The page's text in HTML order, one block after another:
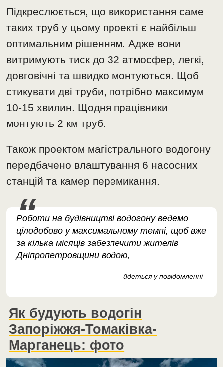
Підкреслюється, що використання саме
таких труб у цьому проекті є найбільш
оптимальним рішенням. Адже вони
витримують тиск до 32 атмосфер, легкі,
довговічні та швидко монтуються. Щоб
стикувати дві труби, потрібно максимум
10-15 хвилин. Щодня працівники
монтують 2 км труб.
Також проектом магістрального водогону
передбачено влаштування 6 насосних
станцій та камер перемикання.
Роботи на будівництві водогону ведемо
цілодобово у максимальному темпі, щоб вже
за кілька місяців забезпечити жителів
Дніпропетровщини водою,
– йдеться у повідомленні
Як будують водогін
Запоріжжя-Томаківка-
Марганець: фото